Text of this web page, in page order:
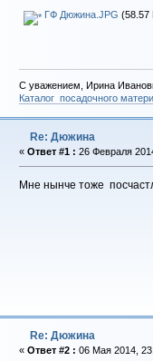
ГФ Дюжина.JPG (58.57
С уважением, Ирина
Каталог посадочного
Re: Дюжина
« Ответ #1 : 26 Февраля
Мне нынче тоже
Re: Дюжина
« Ответ #2 : 06 Мая 2014,